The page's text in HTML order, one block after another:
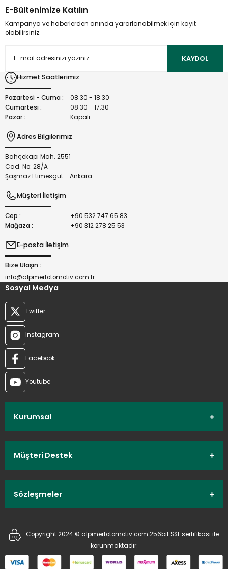
kullanarak tarafımıza iletebilirsiniz.
Görüş ve önerileriniz için teşekkür ederiz.
Ürün açıklamasında eksik bilgiler bulunuyor.
Bu ürüne benzer farklı alternatifler olmalı.
E-Bültenimize Katılın
Kampanya ve haberlerden anında yararlanabilmek için kayıt
olabilirsiniz.
KAYDOL
Hizmet Saatlerimiz
Pazartesi - Cuma :
08.30 - 18.30
Cumartesi :
08.30 - 17.30
Pazar :
Kapalı
Adres Bilgilerimiz
Bahçekapı Mah. 2551
Cad. No: 28/A
Şaşmaz Etimesgut - Ankara
Müşteri İletişim
Cep :
+90 532 747 65 83
Mağaza :
+90 312 278 25 53
E-posta İletişim
Bize Ulaşın :
info@alpmertotomotiv.com.tr
Sosyal Medya
Twitter
Instagram
Facebook
Youtube
Kurumsal
Müşteri Destek
Sözleşmeler
Copyright 2024 © alpmertotomotiv.com 256bit SSL sertifikası ile
korunmaktadır.